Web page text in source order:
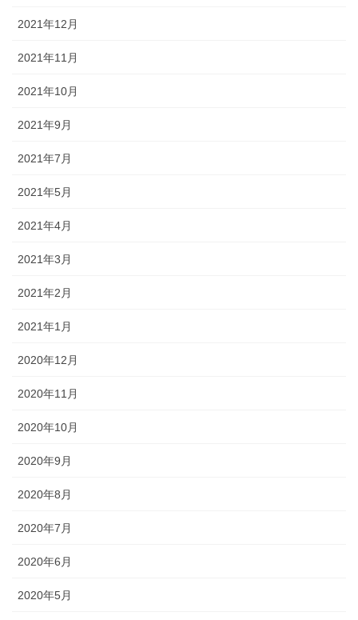
2021年12月
2021年11月
2021年10月
2021年9月
2021年7月
2021年5月
2021年4月
2021年3月
2021年2月
2021年1月
2020年12月
2020年11月
2020年10月
2020年9月
2020年8月
2020年7月
2020年6月
2020年5月